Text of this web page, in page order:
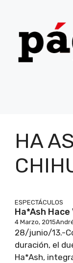
contenido
HA
ESPECTÁCULOS
Ha*Ash
4 Marzo, 2015
28/junio/13.-
duración, el
Ha*Ash,